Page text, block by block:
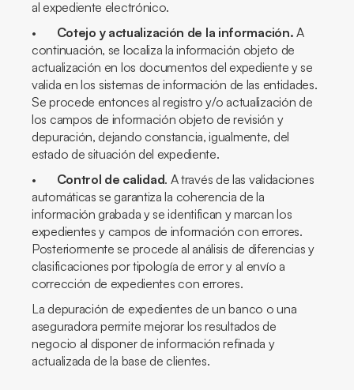
al expediente electrónico.
• Cotejo y actualización de la información.A
continuación, se localiza la información objeto de
actualización en los documentos del expediente y se
valida en los sistemas de información de las entidades.
Se procede entonces al registro y/o actualización de
los campos de información objeto de revisión y
depuración, dejando constancia, igualmente, del
estado de situación del expediente.
• Control de calidad. A través de las validaciones
automáticas se garantiza la coherencia de la
información grabada y se identifican y marcan los
expedientes y campos de información con errores.
Posteriormente se procede al análisis de diferencias y
clasificaciones por tipología de error y al envío a
corrección de expedientes con errores.
La depuración de expedientes de un banco o una
aseguradora permite mejorar los resultados de
negocio al disponer de información refinada y
actualizada de la base de clientes.